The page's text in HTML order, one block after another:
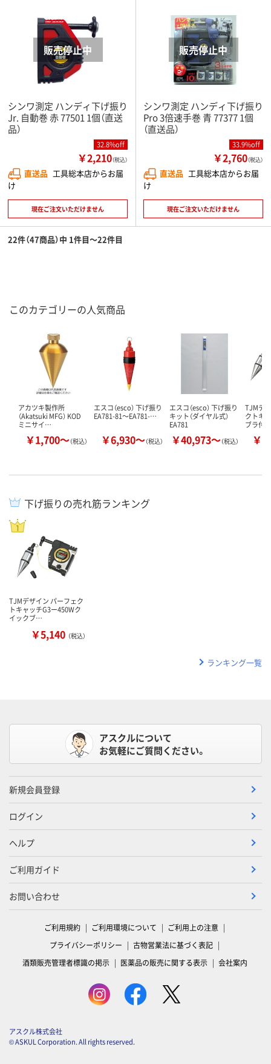
シンワ測定 ハンディ下げ振り
Jr. 自動巻 赤 77501 1個（直送
品）
32.8%off
￥2,210（税込）
直送品 工具総本店からお届
け
現在ご注文いただけません
シンワ測定 ハンディ下げ振り
Pro 3倍速手巻 青 77377 1個
（直送品）
33.9%off
￥2,760（税込）
直送品 工具総本店からお届
け
現在ご注文いただけません
22件（47商品）中 1件目～22件目
このカテゴリーの人気商品
アカツキ製作所
（Akatsuki MFG） KOD
ミニサイ…
￥1,700～（税込）
エスコ（esco） 下げ振り
EA781-81～EA781-…
￥6,930～（税込）
エスコ（esco） 下げ振り
キット（ダイヤル式）
EA781
￥40,973～（税込）
TJMデ
クトキ
ブラ付
￥
下げ振りの売れ筋ランキング
TJMデザイン パーフェク
トキャッチG3ー450Wク
イックブ…
￥5,140 （税込）
ランキング一覧
アスクルについて
お気軽にご質問ください。
新規会員登録
ログイン
ヘルプ
ご利用ガイド
お問い合わせ
ご利用規約 ご利用環境について
ご利用上の注意
プライバシーポリシー
古物営業法に基づく表記
酒類販売管理者標識の掲示
医薬品の販売に関する表示 会社案内
アスクル株式会社
© ASKUL Corporation. All rights reserved.